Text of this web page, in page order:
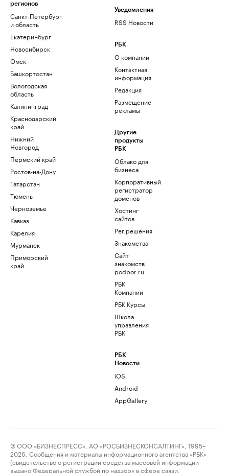
регионов
Санкт-Петербург
и область
Екатеринбург
Новосибирск
Омск
Башкортостан
Вологодская
область
Калининград
Краснодарский
край
Нижний
Новгород
Пермский край
Ростов-на-Дону
Татарстан
Тюмень
Черноземье
Кавказ
Карелия
Мурманск
Приморский
край
Уведомления
RSS Новости
РБК
О компании
Контактная
информация
Редакция
Размещение
рекламы
Другие
продукты
РБК
Облако для
бизнеса
Корпоративный
регистратор
доменов
Хостинг
сайтов
Рег.решения
Знакомства
Сайт
знакомств
podbor.ru
РБК
Компании
РБК Курсы
Школа
управления
РБК
РБК
Новости
iOS
Android
AppGallery
© ООО «БИЗНЕСПРЕСС», АО «РОСБИЗНЕСКОНСАЛТИНГ», 1995–
2026. Сообщения и материалы информационного агентства «РБК»
(свидетельство о регистрации средства массовой информации
выдано Федеральной службой по надзору в сфере связи,